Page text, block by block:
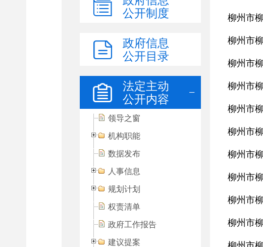
公开制度
政府信息
公开目录
法定主动
公开内容
领导之窗
机构职能
数据发布
人事信息
规划计划
权责清单
政府工作报告
建议提案